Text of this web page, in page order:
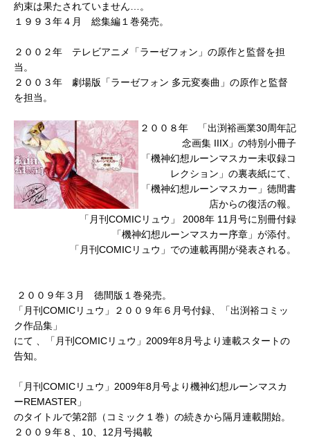
約束は果たされていません…。
１９９３年４月 総集編１巻発売。
２００２年 テレビアニメ「ラーゼフォン」の原作と監督を担
当。
２００３年 劇場版「ラーゼフォン 多元変奏曲」の原作と監督
を担当。
２００８年 「出渕裕画業30周年記
念画集 IIIX」の特別小冊子
「機神幻想ルーンマスカー未収録コ
レクション」の裏表紙にて、
「機神幻想ルーンマスカー」徳間書
店からの復活の報。
「月刊COMICリュウ」 2008年 11月号に別冊付録
「機神幻想ルーンマスカー序章」が添付。
「月刊COMICリュウ」での連載再開が発表される。
２００９年３月 徳間版１巻発売。
「月刊COMICリュウ」２００９年６月号付録、「出渕裕コミッ
ク作品集」
にて 、「月刊COMICリュウ」2009年8月号より連載スタートの
告知。
「月刊COMICリュウ」2009年8月号より機神幻想ルーンマスカ
ーREMASTER」
のタイトルで第2部（コミック１巻）の続きから隔月連載開始。
２００９年８、10、12月号掲載